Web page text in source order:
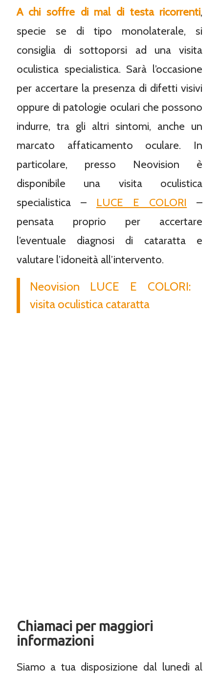
A chi soffre di mal di testa ricorrenti,
specie se di tipo monolaterale, si
consiglia di sottoporsi ad una visita
oculistica specialistica. Sarà l’occasione
per accertare la presenza di difetti visivi
oppure di patologie oculari che possono
indurre, tra gli altri sintomi, anche un
marcato affaticamento oculare. In
particolare, presso Neovision è
disponibile una visita oculistica
specialistica – LUCE E COLORI –
pensata proprio per accertare
l’eventuale diagnosi di cataratta e
valutare l’idoneità all’intervento.
Neovision LUCE E COLORI:
visita oculistica cataratta
Chiamaci per maggiori
informazioni
Siamo a tua disposizione dal lunedi al